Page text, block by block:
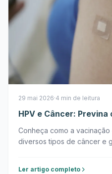
29 mai 2026·4 min de leitura
HPV e Câncer: Previna
Conheça como a
diversos tipos de câncer e
Ler artigo completo